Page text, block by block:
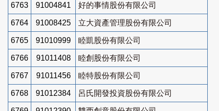
6763 91004841 好的事情股份有限公司
6764 91008425 立大資產管理股份有限公司
6765 91010999 睦凱股份有限公司
6766 91011408 睦創股份有限公司
6767 91011456 睦特股份有限公司
6768 91012384 呂氏開發投資股份有限公司